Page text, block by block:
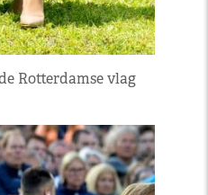
Rotterdamse vlag